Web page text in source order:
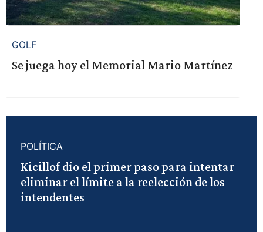
GOLF
Se juega hoy el Memorial Mario Martínez
POLÍTICA
Kicillof dio el primer paso para intentar
eliminar el límite a la reelección de los
intendentes